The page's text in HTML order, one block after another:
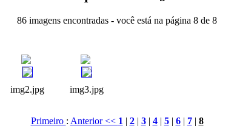
86 imagens encontradas - você está na página 8 de 8
img2.jpg img3.jpg
Primeiro : Anterior << 1 | 2| 3| 4| 5| 6| 7| 8